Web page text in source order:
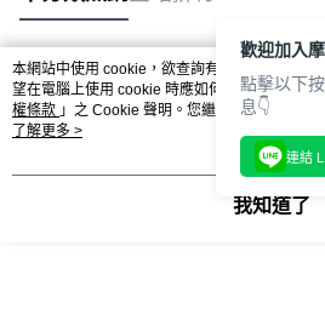
熱門標籤
本網站中使用 cookie，欲查詢有關本網站使用
望在電腦上使用 cookie 時應如何變更電腦的
權條款 」之 Cookie 聲明。您繼續使用本網站
用條款之 Cookie 聲明使用 cookie。
了解更多 >
我知道了
歡迎加入
點擊以下
息👇
連結